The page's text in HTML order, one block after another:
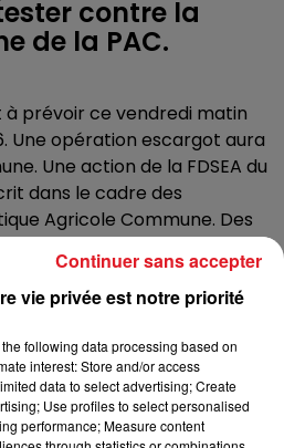
contre la
de la PAC.
prévoir ce vendredi matin
Une opération escargot aura
Une action de la FDSEA du
dans le cadre des
Agricole Commune. Des
péage de Lillers, et
Béthune où le syndicat
en sous-préfecture.
vie privée est notre priorité
following data processing based on
interest: Store and/or access
data to select advertising; Create
Use profiles to select personalised
performance; Measure content
Continuer sans accepter